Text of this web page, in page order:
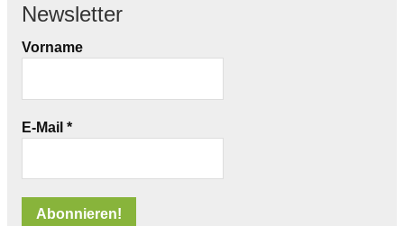
Newsletter
Vorname
E-Mail *